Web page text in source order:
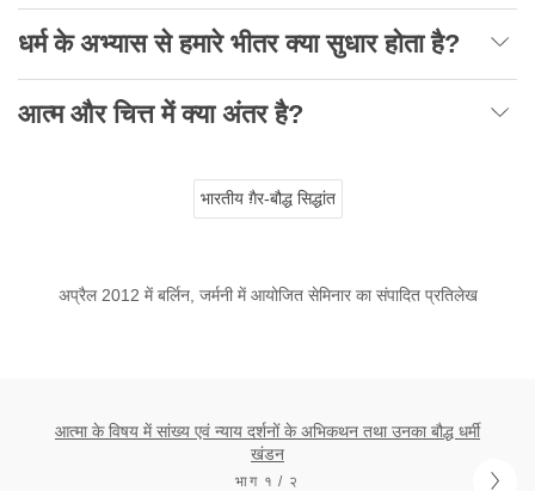
धर्म के अभ्यास से हमारे भीतर क्या सुधार होता है?
आत्म और चित्त में क्या अंतर है?
भारतीय ग़ैर-बौद्ध सिद्धांत
अप्रैल 2012 में बर्लिन, जर्मनी में आयोजित सेमिनार का संपादित प्रतिलेख
आत्मा के विषय में सांख्य एवं न्याय दर्शनों के अभिकथन तथा उनका बौद्ध धर्मी
खंडन
भाग १ / २